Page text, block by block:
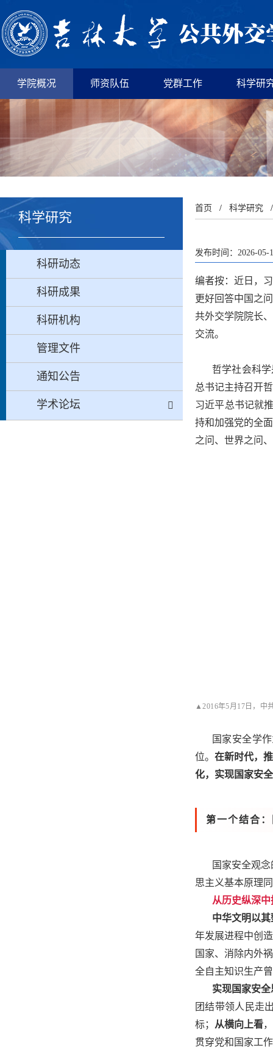
学院概况 师资队伍 党群工作 科学研
科学研究
科研动态
科研成果
科研机构
管理文件
通知公告
学术论坛
首页 / 科学研究
发布时间：2026-
编者按：近日，
更好回答中国之
共外交学院院长
交流。
哲学社会科
总书记主持召开
习近平总书记就
持和加强党的全
之问、世界之问
▲2016年5月17日，中
国家安全学
位。 在新时代，
化，实现国家安
第一个结合
国家安全观
思主义基本原理
从历史纵深
中华文明以
年发展进程中创
国家、消除内外
全自主知识生产
实现国家安
团结带领人民走
标； 从横向上看
贯穿党和国家工